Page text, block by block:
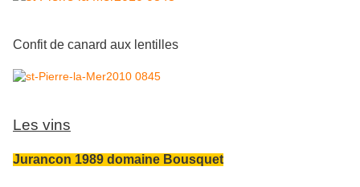
Confit de canard aux lentilles
Les vins
Jurancon 1989 domaine Bousquet